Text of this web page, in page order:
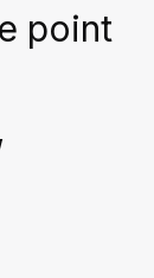
point